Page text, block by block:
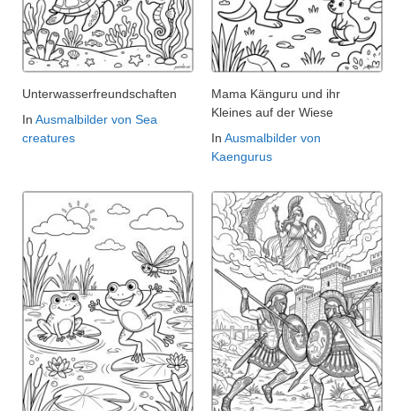
Unterwasserfreundschaften
In Ausmalbilder von Sea
creatures
Mama Känguru und ihr
Kleines auf der Wiese
In Ausmalbilder von
Kaengurus